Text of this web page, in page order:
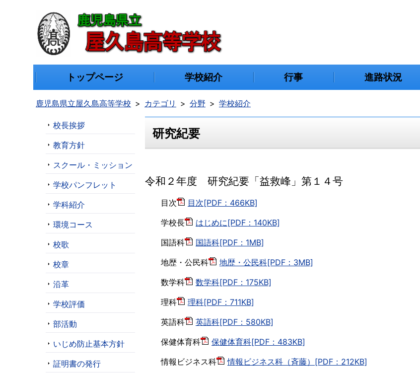
トップページ 学校紹介 行事 進路状況
鹿児島県立屋久島高等学校 カテゴリ 分野 学校紹介
研究紀要
令和２年度 研究紀要「益救峰」第１４号
目次
目次[PDF：466KB]
学校長
はじめに[PDF：140KB]
国語科
国語科[PDF：1MB]
地歴・公民科
地歴・公民科[PDF：3MB]
数学科
数学科[PDF：175KB]
理科
理科[PDF：711KB]
英語科
英語科[PDF：580KB]
保健体育科
保健体育科[PDF：483KB]
情報ビジネス科
情報ビジネス科（斉藤）[PDF：212KB]
校長挨拶
教育方針
スクール・ミッション
学校パンフレット
学科紹介
環境コース
校歌
校章
沿革
学校評価
部活動
いじめ防止基本方針
証明書の発行